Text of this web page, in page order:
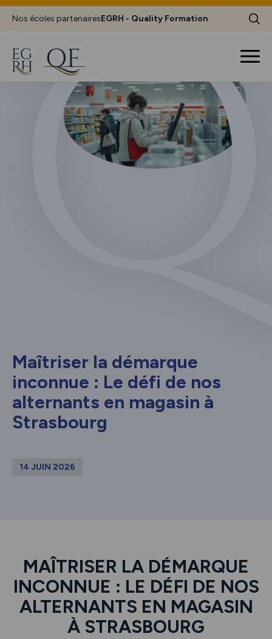
Nos écoles partenairesEGRH - Quality Formation
Maîtriser la démarque
inconnue : Le défi de nos
alternants en magasin à
Strasbourg
14 JUIN 2026
MAÎTRISER LA DÉMARQUE
INCONNUE : LE DÉFI DE NOS
ALTERNANTS EN MAGASIN
À STRASBOURG